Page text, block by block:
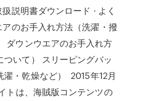
説明書ダウンロード · よく
アのお手入れ方法（洗濯・撥
ダウンウエアのお手入れ方
いて） スリーピングバッ
・乾燥など） 2015年12月
トは、海賊版コンテンツの